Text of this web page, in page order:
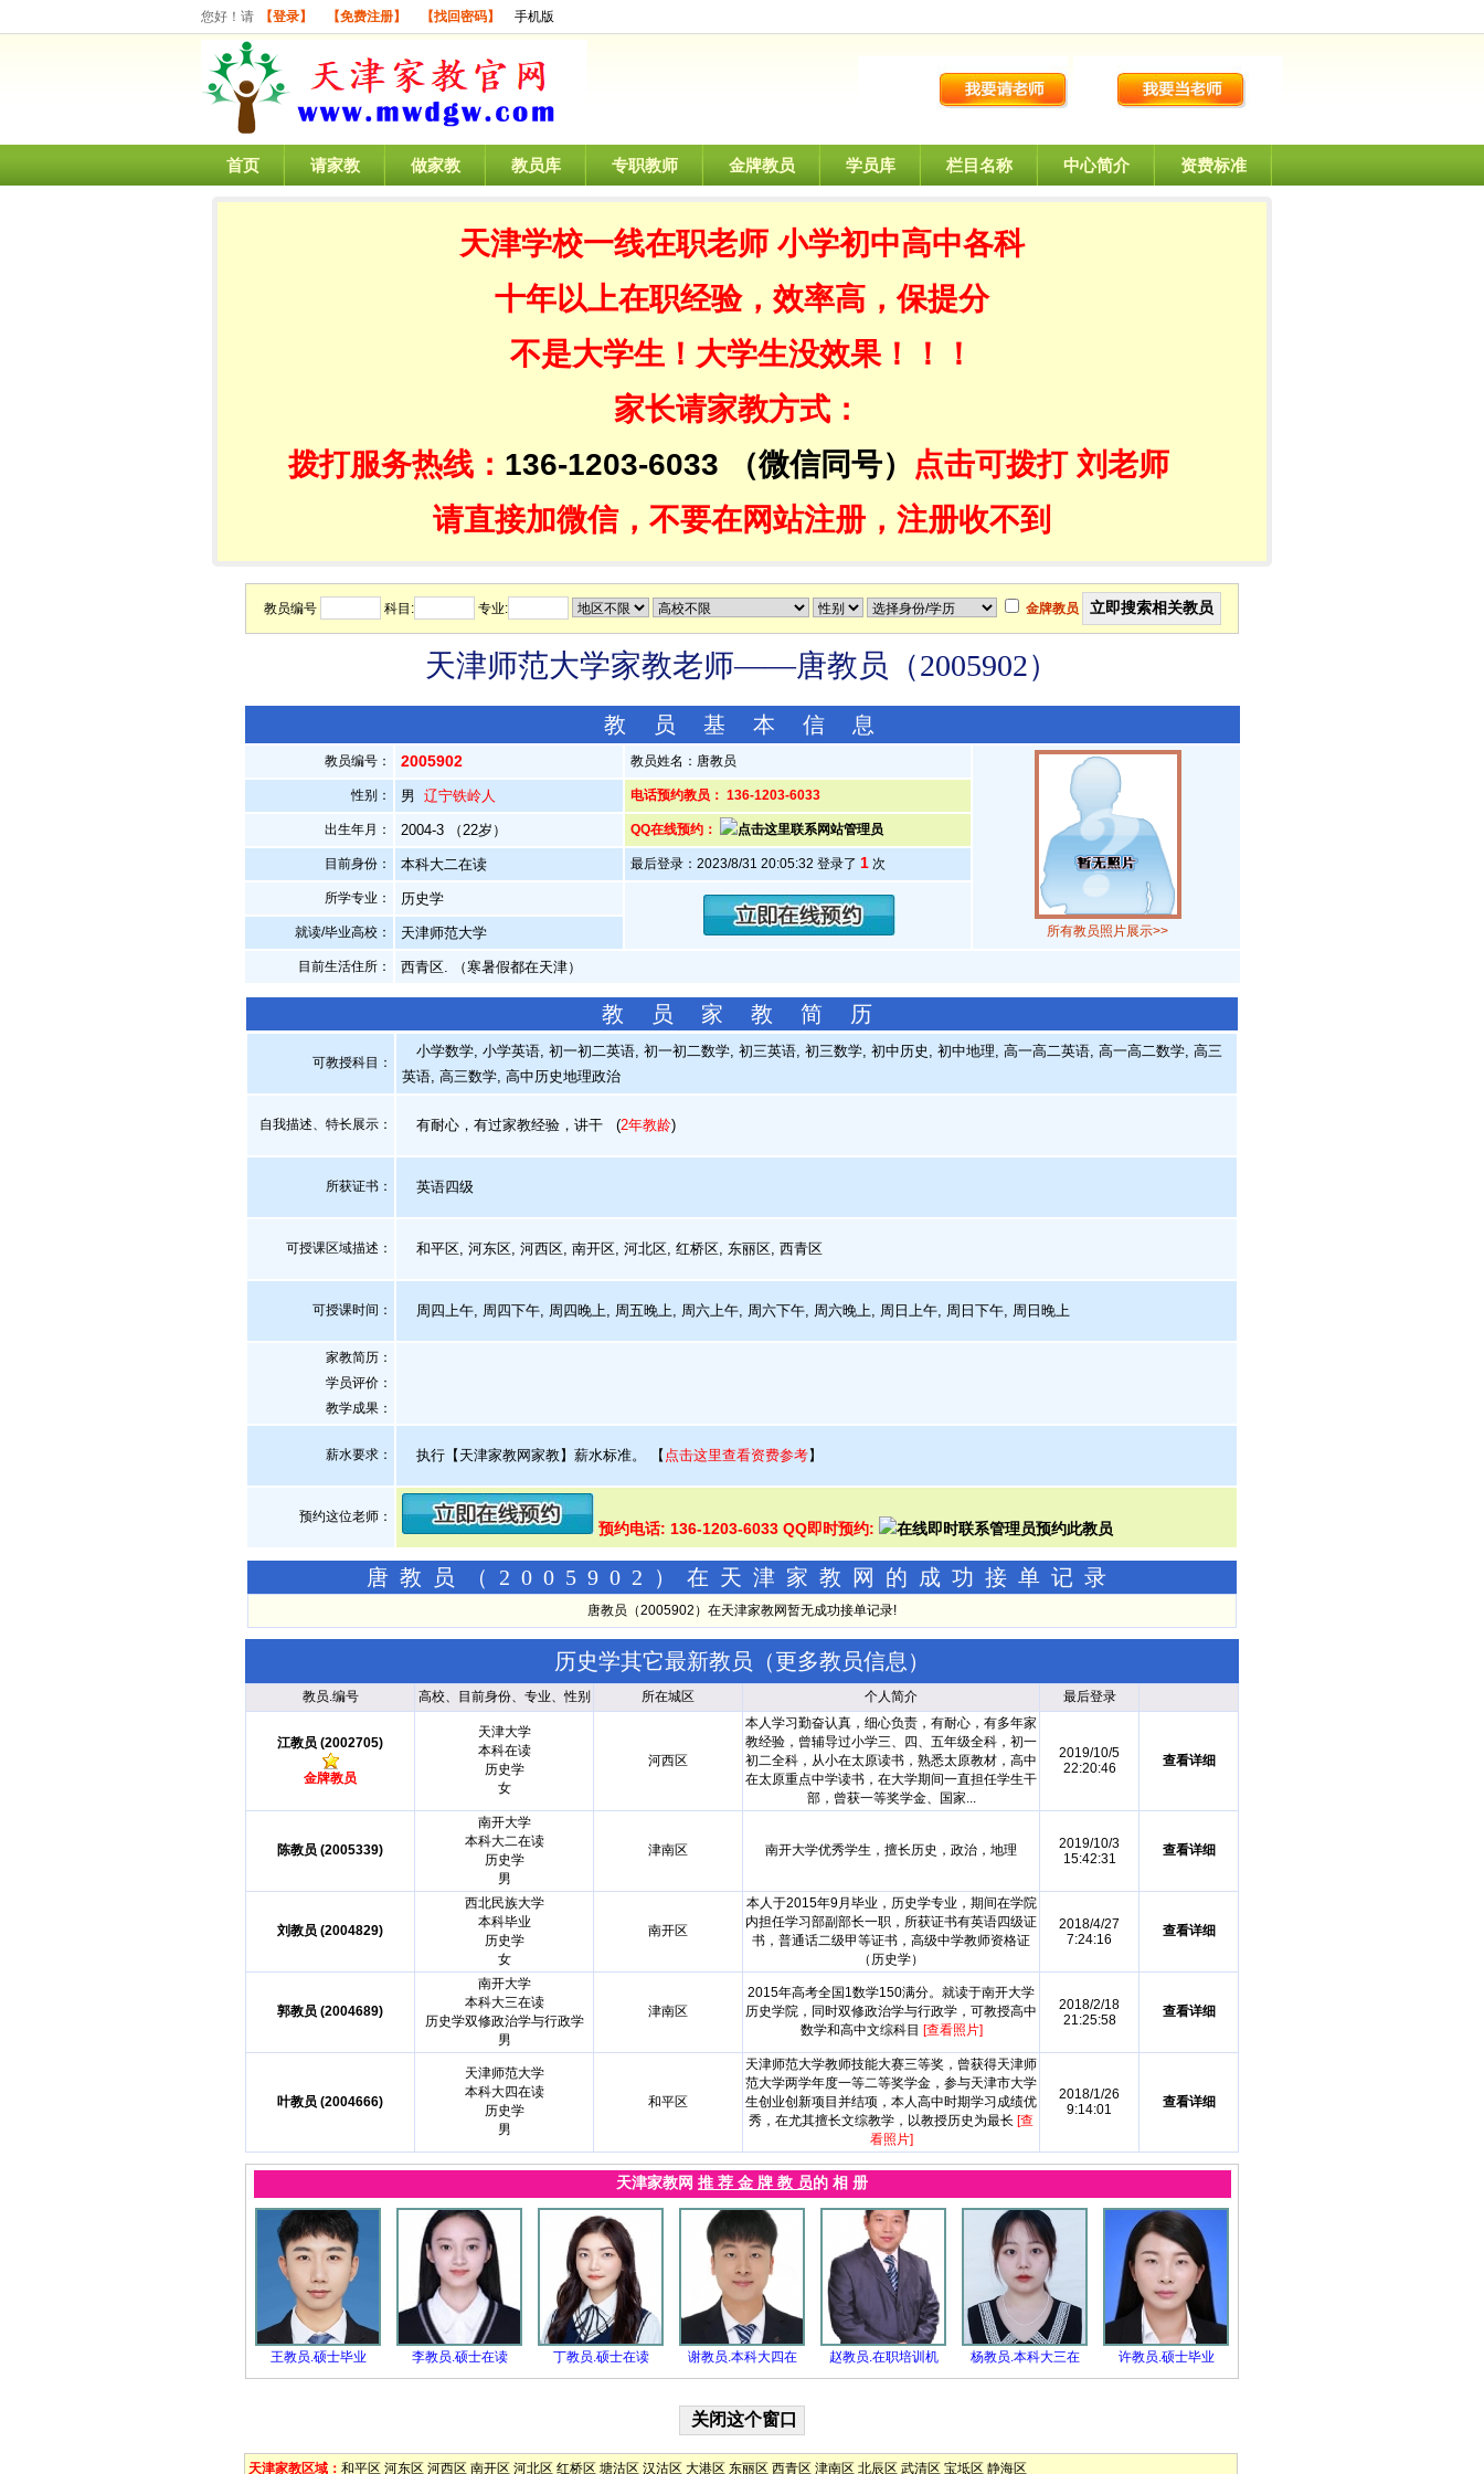
您好！请 【登录】 【免费注册】 【找回密码】 手机版
首页 请家教 做家教 教员库 专职教师 金牌教员 学员库 栏目名称 中心简介 资费标准
天津学校一线在职老师 小学初中高中各科
十年以上在职经验，效率高，保提分
不是大学生！大学生没效果！！！
家长请家教方式：
拨打服务热线： 136-1203-6033 （微信同号） 点击可拨打 刘老师
请直接加微信，不要在网站注册，注册收不到
教员编号 科目: 专业: 金牌教员
天津师范大学家教老师——唐教员（2005902）
教 员 基 本 信 息
教员编号： 2005902 教员姓名：唐教员
所有教员照片展示>>
性别： 男 辽宁铁岭人 电话预约教员： 136-1203-6033
出生年月： 2004-3 （22岁） QQ在线预约：
目前身份： 本科大二在读 最后登录：2023/8/31 20:05:32 登录了 1次
所学专业： 历史学
就读/毕业高校： 天津师范大学
目前生活住所： 西青区. （寒暑假都在天津）
教 员 家 教 简 历
可教授科目：
小学数学, 小学英语, 初一初二英语, 初一初二数学, 初三英语, 初三数学, 初中历史, 初中地理, 高一高二英语, 高一高二数学, 高三
英语, 高三数学, 高中历史地理政治
自我描述、特长展示 ： 有耐心，有过家教经验，讲干 (2年教龄)
所获证书 ： 英语四级
可授课区域描述： 和平区, 河东区, 河西区, 南开区, 河北区, 红桥区, 东丽区, 西青区
可授课时间： 周四上午, 周四下午, 周四晚上, 周五晚上, 周六上午, 周六下午, 周六晚上, 周日上午, 周日下午, 周日晚上
家教简历：
学员评价：
教学成果：
薪水要求： 执行【天津家教网家教】薪水标准。 【 点击这里查看资费参考】
预约这位老师：
预约电话: 136-1203-6033 QQ即时预约:
唐教员（2005902）在天津家教网的成功接单记录
唐教员（2005902）在天津家教网暂无成功接单记录!
历史学其它最新教员（更多教员信息 ）
教员.编号 高校、目前身份、专业、性别 所在城区 个人简介 最后登录
江教员 (2002705)
金牌教员
天津大学
本科在读
历史学
女
河西区
本人学习勤奋认真，细心负责，有耐心，有多年家
教经验，曾辅导过小学三、四、五年级全科，初一
初二全科，从小在太原读书，熟悉太原教材，高中
在太原重点中学读书，在大学期间一直担任学生干
部，曾获一等奖学金、国家...
2019/10/5
22:20:46
查看详细
陈教员 (2005339)
南开大学
本科大二在读
历史学
男
津南区 南开大学优秀学生，擅长历史，政治，地理
2019/10/3
15:42:31
查看详细
刘教员 (2004829)
西北民族大学
本科毕业
历史学
女
南开区
本人于2015年9月毕业，历史学专业，期间在学院
内担任学习部副部长一职，所获证书有英语四级证
书，普通话二级甲等证书，高级中学教师资格证
（历史学）
2018/4/27
7:24:16
查看详细
郭教员 (2004689)
南开大学
本科大三在读
历史学双修政治学与行政学
男
津南区
2015年高考全国1数学150满分。就读于南开大学
历史学院，同时双修政治学与行政学，可教授高中
数学和高中文综科目 [查看照片]
2018/2/18
21:25:58
查看详细
叶教员 (2004666)
天津师范大学
本科大四在读
历史学
男
和平区
天津师范大学教师技能大赛三等奖，曾获得天津师
范大学两学年度一等二等奖学金，参与天津市大学
生创业创新项目并结项，本人高中时期学习成绩优
秀，在尤其擅长文综教学，以教授历史为最长 [查
看照片]
2018/1/26
9:14:01
查看详细
天津家教网 推 荐 金 牌 教 员的 相 册
王教员.硕士毕业 李教员.硕士在读 丁教员.硕士在读 谢教员.本科大四在 赵教员.在职培训机 杨教员.本科大三在 许教员.硕士毕业
天津家教区域： 和平区 河东区 河西区 南开区 河北区 红桥区 塘沽区 汉沽区 大港区 东丽区 西青区 津南区 北辰区 武清区 宝坻区 静海区